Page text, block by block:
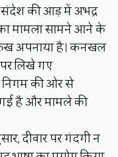
की आड़ में अभद्र
मामला सामने आने के
रुख अपनाया है। कनखल
पर लिखे गए
की ओर से
गई है और मामले की
दीवार पर गंदगी न